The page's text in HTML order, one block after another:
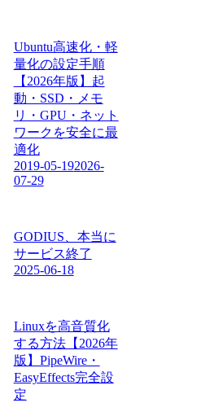
Ubuntu高速化・軽
量化の設定手順
【2026年版】起
動・SSD・メモ
リ・GPU・ネット
ワークを安全に最
適化
2019-05-192026-
07-29
GODIUS、本当に
サービス終了
2025-06-18
Linuxを高音質化
する方法【2026年
版】PipeWire・
EasyEffects完全設
定